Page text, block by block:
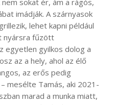
imádják. A szárnyasok
lehet kapni például
nyársra fűzött
egyetlen gyilkos dolog a
az a hely, ahol az élő
az erős pedig
mesélte Tamás, aki 2021-
marad a munka miatt,